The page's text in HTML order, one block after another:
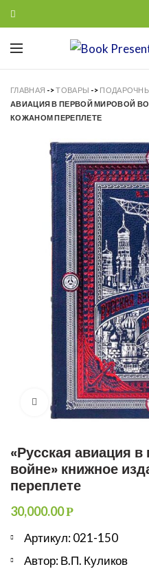
ГЛАВНАЯ ->ТОВАРЫ ->
АВИАЦИЯ В ПЕРВОЙ МИРОВОЙ
КОЖАНОМ ПЕРЕПЛЕТЕ
Увеличить
«Русская авиация
войне» книжное
переплете
30,000.00Р
Артикул: 021-150
Автор: В.П. Куликов